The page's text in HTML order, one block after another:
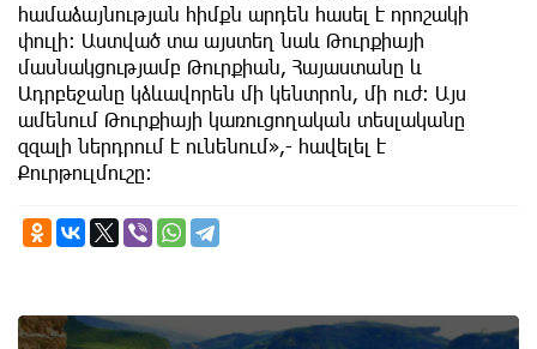
համաձայնության հիմքն արդեն հասել է որոշակի
փուլի։ Աստված տա այստեղ նաև Թուրքիայի
մասնակցությամբ Թուրքիան, Հայաստանը և
Ադրբեջանը կձևավորեն մի կենտրոն, մի ուժ։ Այս
ամենում Թուրքիայի կառուցողական տեսլականը
զզալի ներդրում է ունենում»,- հավելել է
Քուրթուլմուշը։